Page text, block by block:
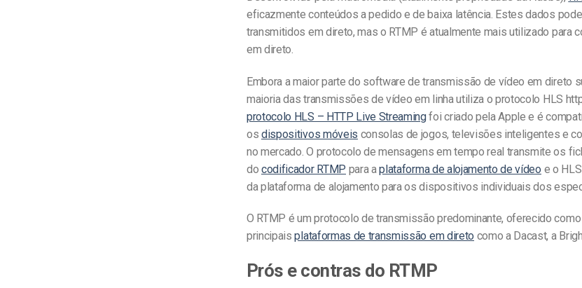
eficazmente conteúdos a pedido e de baixa latência. Estes dados
transmitidos em direto, mas o RTMP é atualmente mais utilizado para
em direto.
Embora a maior parte do software de transmissão de vídeo em direto
maioria das transmissões de vídeo em linha utiliza o protocolo HLS
protocolo HLS – HTTP Live Streamingfoi criado pela Apple e é
osdispositivos móveis consolas de jogos, televisões inteligentes e
no mercado. O protocolo de mensagens em tempo real transmite os
docodificador RTMP para aplataforma de alojamento de vídeo e o
da plataforma de alojamento para os dispositivos individuais dos
O RTMP é um protocolo de transmissão predominante, oferecido
principaisplataformas de transmissão em direto como a Dacast, a
Prós e contras do RTMP